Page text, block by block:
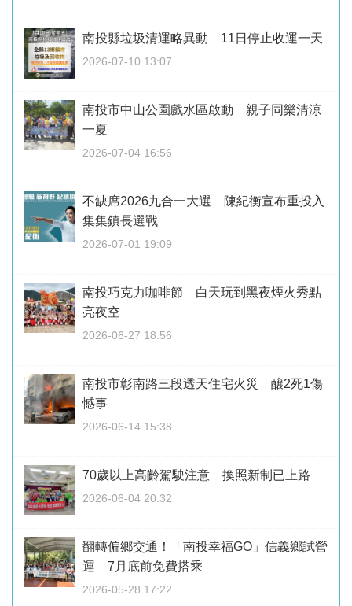
南投縣垃圾清運略異動 11日停止收運一天
2026-07-10 13:07
南投市中山公園戲水區啟動 親子同樂清涼
一夏
2026-07-04 16:56
不缺席2026九合一大選 陳紀衡宣布重投入
集集鎮長選戰
2026-07-01 19:09
南投巧克力咖啡節 白天玩到黑夜煙火秀點
亮夜空
2026-06-27 18:56
南投市彰南路三段透天住宅火災 釀2死1傷
憾事
2026-06-14 15:38
70歲以上高齡駕駛注意 換照新制已上路
2026-06-04 20:32
翻轉偏鄉交通！「南投幸福GO」信義鄉試營
運 7月底前免費搭乘
2026-05-28 17:22